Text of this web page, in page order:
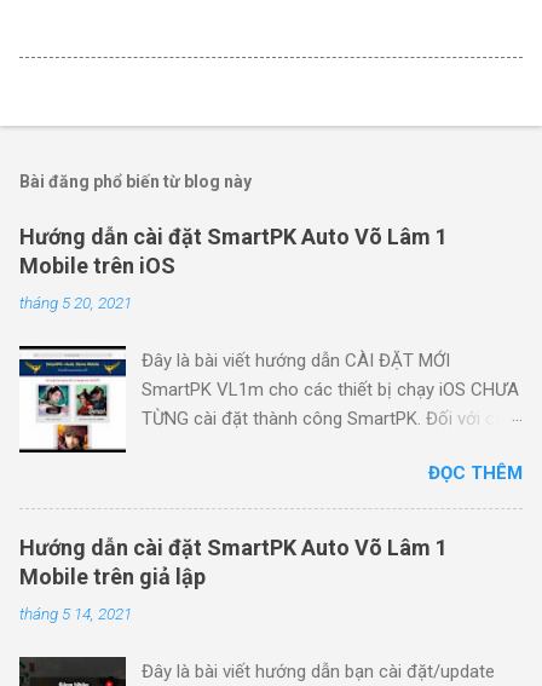
Bài đăng phổ biến từ blog này
Hướng dẫn cài đặt SmartPK Auto Võ Lâm 1
Mobile trên iOS
tháng 5 20, 2021
Đây là bài viết hướng dẫn CÀI ĐẶT MỚI
SmartPK VL1m cho các thiết bị chạy iOS CHƯA
TỪNG cài đặt thành công SmartPK. Đối với các
và cần update SmartPK hoặc khôi phục auto
(không thấy nút SmartPK trong game) , vui lòng
làm theo hướng dẫn này: Hướng dẫn update
hoặc khôi phục SmartPK VL1m trên iOS LƯU Ý
TRƯỚC KHI BẮT ĐẦU Các bạn vui lòng làm tuần
có thể cài đặt SmartPK thành công trên iOS,
ĐỌC THÊM
Hướng dẫn cài đặt SmartPK Auto Võ Lâm 1
Mobile trên giả lập
tháng 5 14, 2021
Đây là bài viết hướng dẫn bạn cài đặt/update